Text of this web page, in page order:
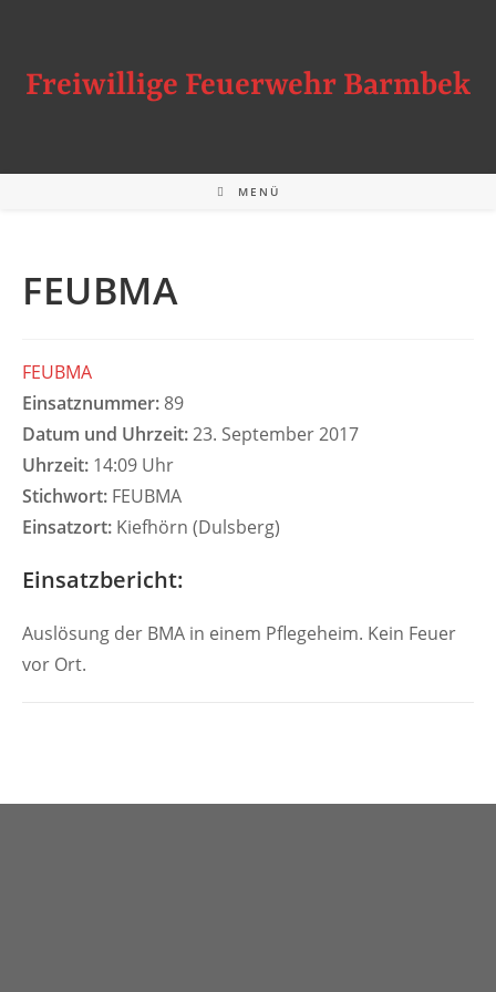
springen
Freiwillige Feuerwehr Barmbek
MENÜ
FEUBMA
FEUBMA
Einsatznummer: 89
Datum und Uhrzeit:23. September 2017
Uhrzeit: 14:09 Uhr
Stichwort: FEUBMA
Einsatzort: Kiefhörn (Dulsberg)
Einsatzbericht:
Auslösung der BMA in einem Pflegeheim. Kein Feuer
vor Ort.